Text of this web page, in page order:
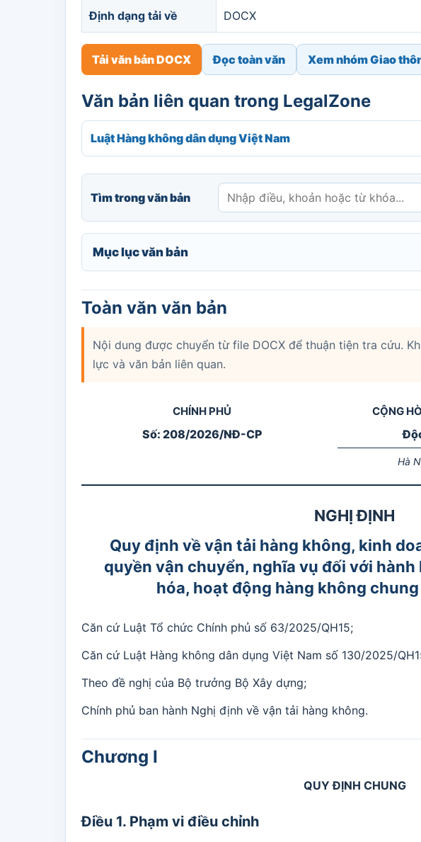
Định dạng tải về DOCX
Tải văn bản DOCX Đọc toàn văn Xem nhóm Giao
Văn bản liên quan trong LegalZone
Luật Hàng không dân dụng Việt Nam
Tìm trong văn bản
Mục lục văn bản
Toàn văn văn bản
Nội dung được chuyển từ file DOCX để thuận tiện tra cứu.
lực và văn bản liên quan.
CHÍNH PHỦ
Số: 208/2026/NĐ-CP
CỘNG
Hà
NGHỊ ĐỊNH
Quy định về vận tải hàng không, kinh
quyền vận chuyển, nghĩa vụ đối với
hóa, hoạt động hàng không
Căn cứ Luật Tổ chức Chính phủ số 63/2025/QH15;
Căn cứ Luật Hàng không dân dụng Việt Nam số 130/2025/
Theo đề nghị của Bộ trưởng Bộ Xây dựng;
Chính phủ ban hành Nghị định về vận tải hàng không.
Chương I
QUY ĐỊNH CHUNG
Điều 1. Phạm vi điều chỉnh